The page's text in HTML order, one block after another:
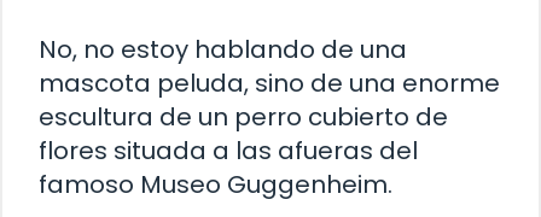
No, no estoy hablando de una
mascota peluda, sino de una enorme
escultura de un perro cubierto de
flores situada a las afueras del
famoso Museo Guggenheim.